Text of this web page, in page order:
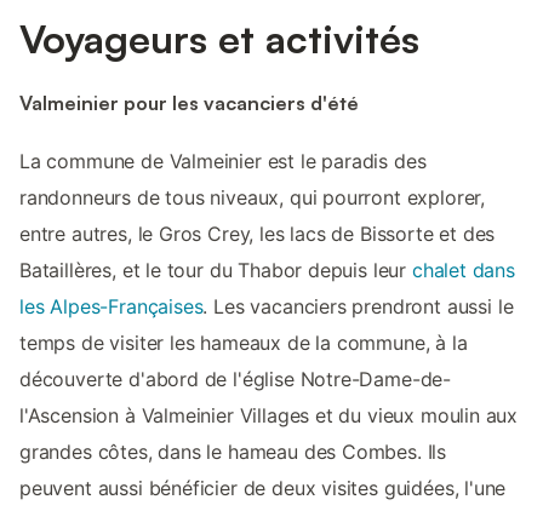
Voyageurs et activités
Valmeinier pour les vacanciers d'été
La commune de Valmeinier est le paradis des
randonneurs de tous niveaux, qui pourront explorer,
entre autres, le Gros Crey, les lacs de Bissorte et des
Bataillères, et le tour du Thabor depuis leur chalet dans
les Alpes-Françaises. Les vacanciers prendront aussi le
temps de visiter les hameaux de la commune, à la
découverte d'abord de l'église Notre-Dame-de-
l'Ascension à Valmeinier Villages et du vieux moulin aux
grandes côtes, dans le hameau des Combes. Ils
peuvent aussi bénéficier de deux visites guidées, l'une